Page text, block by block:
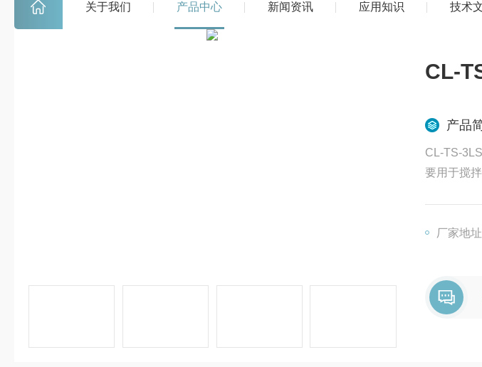
关于我们 产品中心 新闻资讯 应用知识 技术
CL-
产品
CL-TS-
要用于搅
厂家地